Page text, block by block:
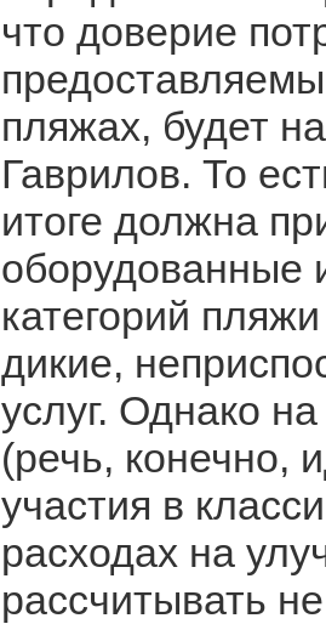
что доверие
пляжах, будет
Гаврилов. То
итоге должна
оборудованные
категорий
дикие,
услуг. Однако
(речь, конечно,
участия в
расходах на
рассчитывать